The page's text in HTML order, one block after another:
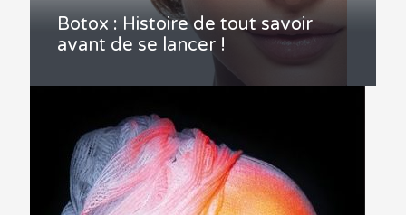
Botox : Histoire de tout savoir
avant de se lancer !